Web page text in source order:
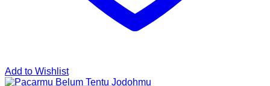
Add to Wishlist